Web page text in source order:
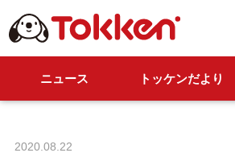
ニュース トッケンだより
2020.08.22